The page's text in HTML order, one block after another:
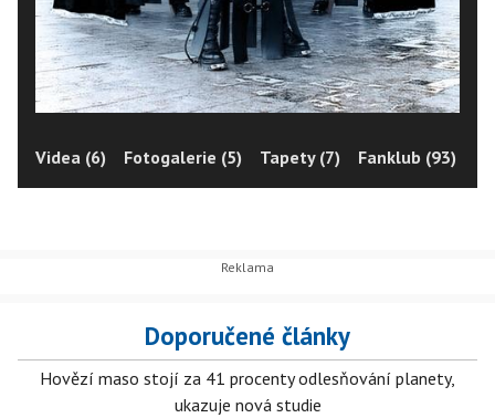
Videa (6) Fotogalerie (5) Tapety (7) Fanklub (93)
Doporučené články
Hovězí maso stojí za 41 procenty odlesňování planety,
ukazuje nová studie